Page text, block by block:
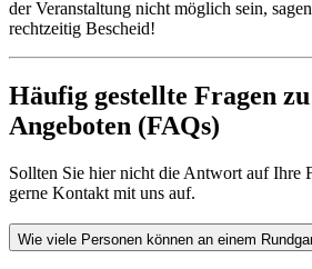
der Veranstaltung nicht möglich sein,
rechtzeitig Bescheid!
Häufig gestellte Fragen
Angeboten (FAQs)
Sollten Sie hier nicht die Antwort auf Ihre
gerne Kontakt mit uns auf.
Wie viele Personen können an einem